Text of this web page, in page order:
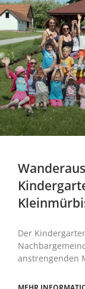
Der
anstrengenden